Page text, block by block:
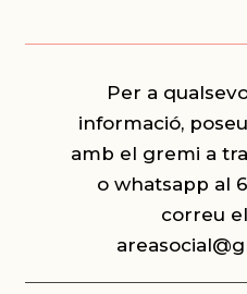
Per a
informació,
amb el gremi a
o whatsapp al
correu